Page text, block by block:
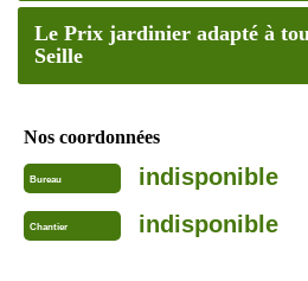
Le Prix jardinier adapté à
Seille
Nos coordonnées
Bureau indisponible
Chantier indisponible